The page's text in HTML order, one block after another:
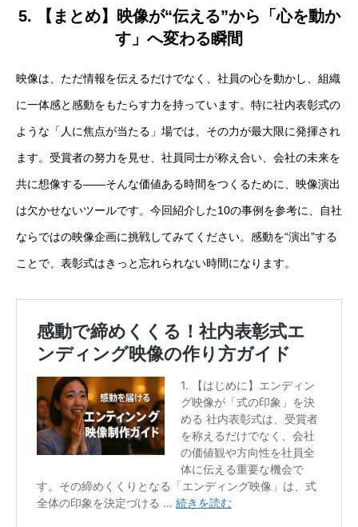
5. 【まとめ】映像が“伝える”から「心を動か
す」へ変わる瞬間
映像は、ただ情報を伝えるだけでなく、社員の心を動かし、組織
に一体感と感動をもたらす力を持っています。特に社内表彰式の
ような「人に焦点が当たる」場では、その力が最大限に発揮され
ます。受賞者の努力を見せ、社員同士が称え合い、会社の未来を
共に想像する――そんな価値ある時間をつくるために、映像演出
は欠かせないツールです。今回紹介した10の事例を参考に、自社
ならではの映像企画に挑戦してみてください。感動を“演出”する
ことで、表彰式はきっと忘れられない時間になります。